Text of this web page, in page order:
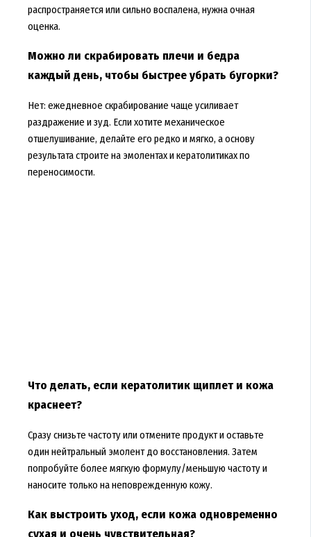
распространяется или сильно воспалена, нужна очная
оценка.
Можно ли скрабировать плечи и бедра
каждый день, чтобы быстрее убрать бугорки?
Нет: ежедневное скрабирование чаще усиливает
раздражение и зуд. Если хотите механическое
отшелушивание, делайте его редко и мягко, а основу
результата строите на эмолентах и кератолитиках по
переносимости.
Что делать, если кератолитик щиплет и кожа
краснеет?
Сразу снизьте частоту или отмените продукт и оставьте
один нейтральный эмолент до восстановления. Затем
попробуйте более мягкую формулу/меньшую частоту и
наносите только на неповрежденную кожу.
Как выстроить уход, если кожа одновременно
сухая и очень чувствительная?